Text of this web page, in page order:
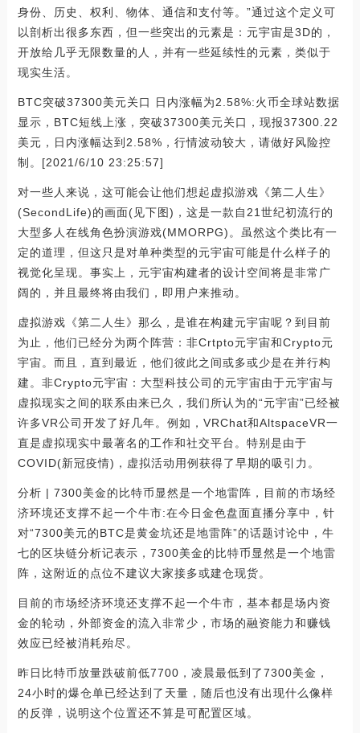
身份、历史、权利、物体、通信和支付等。”通过这个定义可
以剖析出很多东西，但一些突出的元素是：元宇宙是3D的，
开放给几乎无限数量的人，并有一些延续性的元素，类似于
现实生活。
BTC突破37300美元关口 日内涨幅为2.58%:火币全球站数据
显示，BTC短线上涨，突破37300美元关口，现报37300.22
美元，日内涨幅达到2.58%，行情波动较大，请做好风险控
制。[2021/6/10 23:25:57]
对一些人来说，这可能会让他们想起虚拟游戏《第二人生》
(SecondLife)的画面(见下图)，这是一款自21世纪初流行的
大型多人在线角色扮演游戏(MMORPG)。虽然这个类比有一
定的道理，但这只是对单种类型的元宇宙可能是什么样子的
视觉化呈现。事实上，元宇宙构建者的设计空间将是非常广
阔的，并且最终将由我们，即用户来推动。
虚拟游戏《第二人生》那么，是谁在构建元宇宙呢？到目前
为止，他们已经分为两个阵营：非Crtpto元宇宙和Crypto元
宇宙。而且，直到最近，他们彼此之间或多或少是在并行构
建。非Crypto元宇宙：大型科技公司的元宇宙由于元宇宙与
虚拟现实之间的联系由来已久，我们所认为的“元宇宙”已经被
许多VR公司开发了好几年。例如，VRChat和AltspaceVR一
直是虚拟现实中最著名的工作和社交平台。特别是由于
COVID(新冠疫情)，虚拟活动用例获得了早期的吸引力。
分析 | 7300美金的比特币显然是一个地雷阵，目前的市场经
济环境还支撑不起一个牛市:在今日金色盘面直播分享中，针
对“7300美元的BTC是黄金坑还是地雷阵”的话题讨论中，牛
七的区块链分析记表示，7300美金的比特币显然是一个地雷
阵，这附近的点位不建议大家接多或建仓现货。
目前的市场经济环境还支撑不起一个牛市，基本都是场内资
金的轮动，外部资金的流入非常少，市场的融资能力和赚钱
效应已经被消耗殆尽。
昨日比特币放量跌破前低7700，凌晨最低到了7300美金，
24小时的爆仓单已经达到了天量，随后也没有出现什么像样
的反弹，说明这个位置还不算是可配置区域。